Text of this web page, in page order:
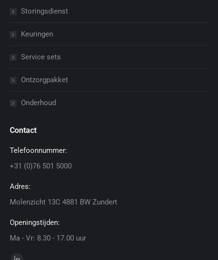
Storingsdienst
Keuringen
Service sets
Ontzorgpakket
Onderhoud
Contact
Telefoonnummer:
+31 (0)76 501 5000
Adres:
Molenzicht 13C 4881 BW Zundert
Openingstijden:
Ma - Vr: 8.30 - 17.00 uur